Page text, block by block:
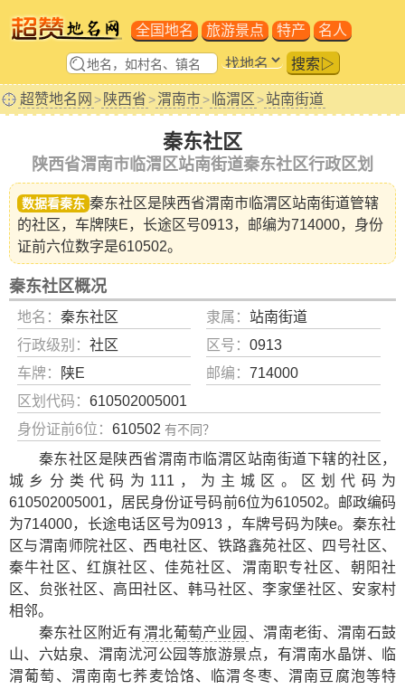
全国地名 旅游景点 特产 名人
搜索▷
超赞地名网 > 陕西省>渭南市> 临渭区 >站南街道
秦东社区
陕西省渭南市临渭区站南街道秦东社区行政区划
数据看秦东 秦东社区是陕西省渭南市临渭区站南街道管辖
的社区，车牌陕E，长途区号0913，邮编为714000，身份
证前六位数字是610502。
秦东社区概况
地名： 秦东社区 隶属： 站南街道
行政级别： 社区 区号：0913
车牌：
陕E 邮编：714000
区划代码： 610502005001
身份证前6位： 610502 有不同？
秦东社区是陕西省渭南市临渭区站南街道下辖的社区，
城乡分类代码为111，为主城区。区划代码为
610502005001，居民身份证号码前6位为610502。邮政编码
为714000，长途电话区号为0913 ，车牌号码为陕e。秦东社
区与渭南师院社区、西电社区、铁路鑫苑社区、四号社区、
秦牛社区、红旗社区、佳苑社区、渭南职专社区、朝阳社
区、贠张社区、高田社区、韩马社区、李家堡社区、安家村
相邻。
秦东社区附近有渭北葡萄产业园 、渭南老街、渭南石鼓
山、 六姑泉、 渭南沋河公园 等旅游景点，有渭南水晶饼、
临
渭葡萄 、 渭南南七荞麦饸饹、 临渭冬枣、渭南豆腐泡等特